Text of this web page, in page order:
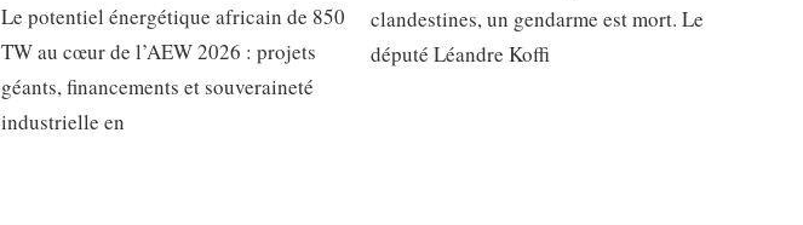
Le potentiel énergétique africain de 850
TW au cœur de l’AEW 2026 : projets
géants, financements et souveraineté
industrielle en
clandestines, un gendarme est mort. Le
député Léandre Koffi